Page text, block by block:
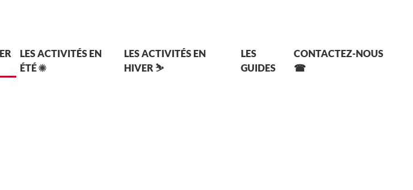
LES ACTIVITÉS EN
ÉTÉ ☀
LES ACTIVITÉS EN
HIVER ⛷
LES
GUIDES
CONTACTEZ-NOUS
☎